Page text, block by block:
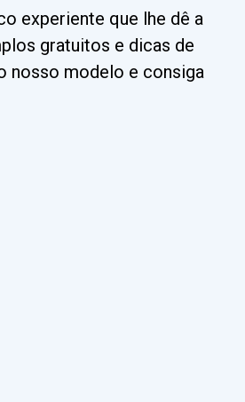
experiente que lhe dê a
gratuitos e dicas de
nosso modelo e consiga